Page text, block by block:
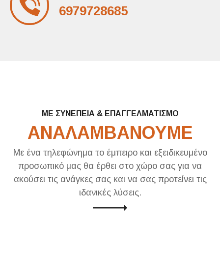
6979728685
ΜΕ ΣΥΝΕΠΕΙΑ & ΕΠΑΓΓΕΛΜΑΤΙΣΜΟ
ΑΝΑΛΑΜΒΑΝΟΥΜΕ
Με ένα τηλεφώνημα το έμπειρο και εξειδικευμένο
προσωπικό μας θα έρθει στο χώρο σας για να
ακούσει τις ανάγκες σας και να σας προτείνει τις
ιδανικές λύσεις.